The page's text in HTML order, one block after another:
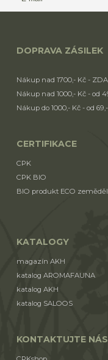
DOPRAVA ZÁSILEK
Nákup nad 1700,- Kč -
Nákup nad 1000,- Kč - od
Nákup do 1000,- Kč - od
CERTIFIKACE
CPK
CPK BIO
BIO produkt ECO
KATALOGY
magazín AKH
katalog AROMAFAUNA
katalog AKH
katalog SALOOS
KONTAKTUJTE NÁS